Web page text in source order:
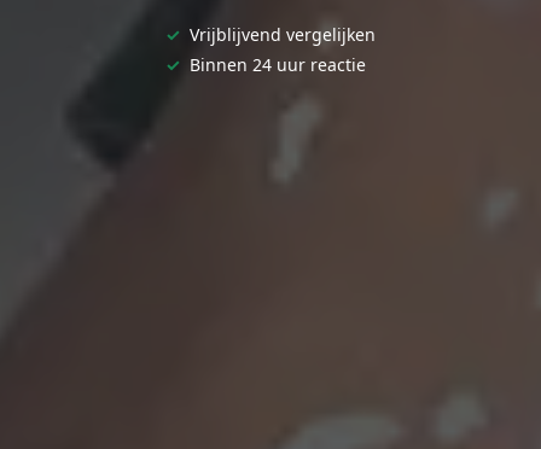
✓ Vrijblijvend vergelijken
✓ Binnen 24 uur reactie